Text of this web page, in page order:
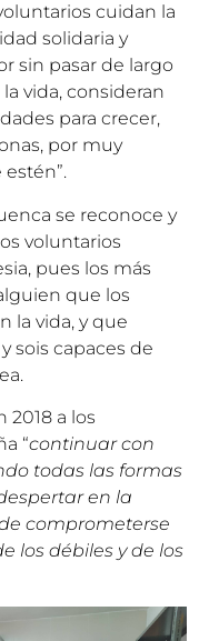
cuidan la
solidaria y
sin pasar de largo
vida, consideran
para crecer,
por muy
se reconoce y
voluntarios
pues los más
que los
la vida, y que
sois capaces de
2018 a los
“continuar con
todas las formas
en la
comprometerse
los débiles y de los